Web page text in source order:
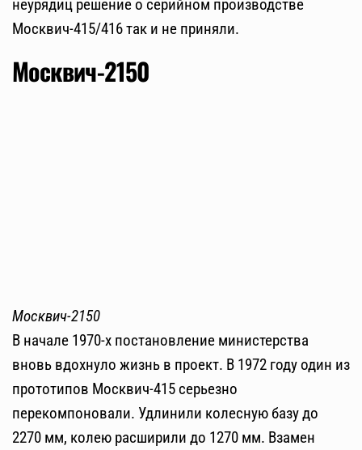
неурядиц решение о серийном производстве
Москвич-415/416 так и не приняли.
Москвич-2150
Москвич-2150
В начале 1970-х постановление министерства
вновь вдохнуло жизнь в проект. В 1972 году один из
прототипов Москвич-415 серьезно
перекомпоновали. Удлинили колесную базу до
2270 мм, колею расширили до 1270 мм. Взамен